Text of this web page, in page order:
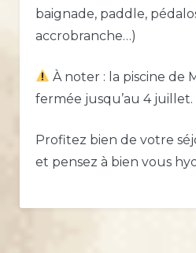
baignade, paddle,
accrobranche…)
À noter : la piscine de
fermée jusqu’au 4 juillet.
Profitez bien de votre
et pensez à bien vous